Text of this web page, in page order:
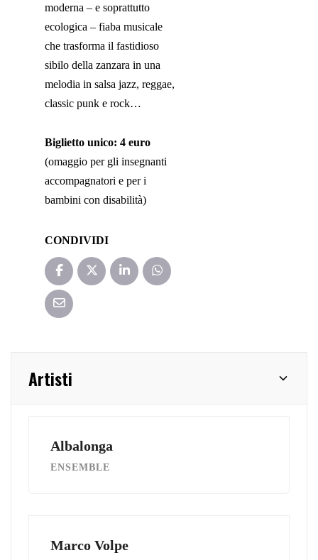
moderna – e soprattutto
ecologica – fiaba musicale
che trasforma il fastidioso
sibilo della zanzara in una
melodia in salsa jazz, reggae,
classic punk e rock…
Biglietto unico: 4 euro
(omaggio per gli insegnanti
accompagnatori e per i
bambini con disabilità)
CONDIVIDI
Artisti
Albalonga
ENSEMBLE
Marco Volpe